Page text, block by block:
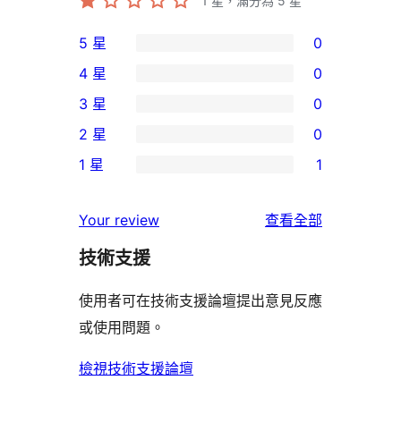
0
個
5
星
使
者
論
5 星 0
個
4
星
用
者
論
4 星 0
0
個
3
使
用
評
論
3 星 0
個
星
使
者
評
論
2 星 0
1
星
用
者
評
1 星 1
Your review 查看全部
評
技術支援
使用者可在技術支援論壇提出意見反應
或使用問題。
檢視技術支援論壇